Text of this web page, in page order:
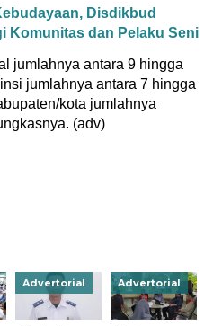
Disdikbud
Komunitas dan Pelaku Seni
jumlahnya antara 9 hingga
jumlahnya antara 7 hingga
kota jumlahnya
(adv)
Advertorial Advertorial